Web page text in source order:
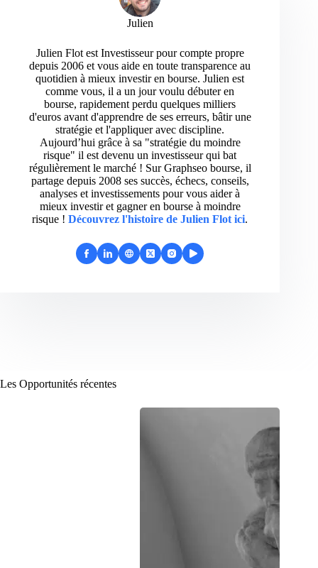
Julien
Julien Flot est Investisseur pour compte propre
depuis 2006 et vous aide en toute transparence au
quotidien à mieux investir en bourse. Julien est
comme vous, il a un jour voulu débuter en
bourse, rapidement perdu quelques milliers
d'euros avant d'apprendre de ses erreurs, bâtir une
stratégie et l'appliquer avec discipline.
Aujourd’hui grâce à sa "stratégie du moindre
risque" il est devenu un investisseur qui bat
régulièrement le marché ! Sur Graphseo bourse, il
partage depuis 2008 ses succès, échecs, conseils,
analyses et investissements pour vous aider à
mieux investir et gagner en bourse à moindre
risque ! Découvrez l'histoire de Julien Flot ici.
Les Opportunités récentes